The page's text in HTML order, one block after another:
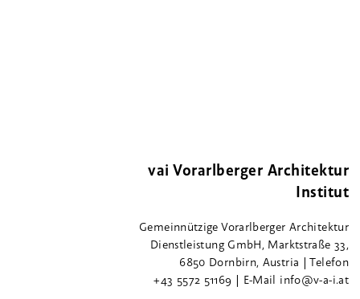
vai Vorarlberger Architektur
Institut
Gemeinnützige Vorarlberger Architektur
Dienstleistung GmbH, Marktstraße 33,
6850 Dornbirn, Austria | Telefon
+43 5572 51169 | E-Mail info@v-a-i.at